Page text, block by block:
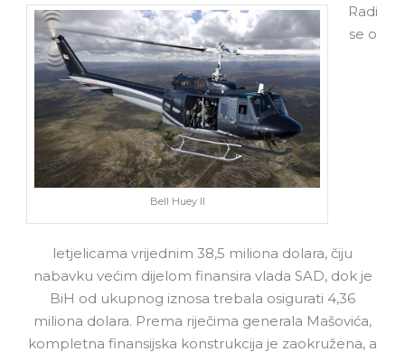
Bell Huey II
Radi
se o
letjelicama vrijednim 38,5 miliona dolara, čiju
nabavku većim dijelom finansira vlada SAD, dok je
BiH od ukupnog iznosa trebala osigurati 4,36
miliona dolara. Prema riječima generala Mašovića,
kompletna finansijska konstrukcija je zaokružena, a